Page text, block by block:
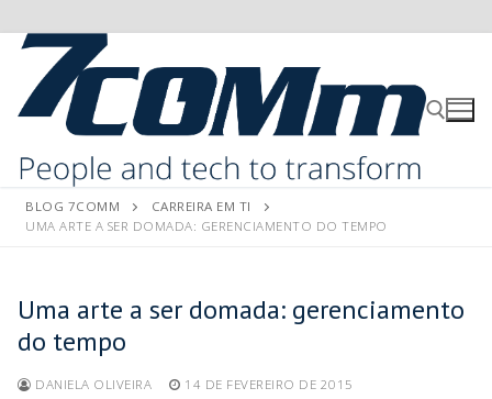
BLOG 7COMM
CARREIRA EM TI
UMA ARTE A SER DOMADA: GERENCIAMENTO DO TEMPO
Uma arte a ser domada: gerenciamento
do tempo
DANIELA OLIVEIRA
14 DE FEVEREIRO DE 2015